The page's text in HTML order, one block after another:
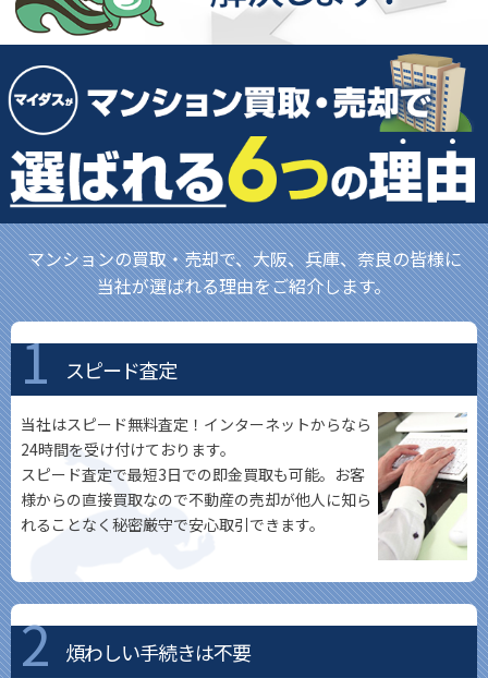
マンションの買取・売却で、大阪、兵庫、奈良の皆様に
当社が選ばれる理由をご紹介します。
スピード査定
当社はスピード無料査定！インターネットからなら
24時間を受け付けております。
スピード査定で最短3日での即金買取も可能。お客
様からの直接買取なので不動産の売却が他人に知ら
れることなく秘密厳守で安心取引できます。
煩わしい手続きは不要